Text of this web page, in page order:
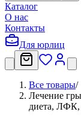
Каталог
О нас
Контакты
Для юрлиц
Все товары/
Лечение
диета, ЛФК,